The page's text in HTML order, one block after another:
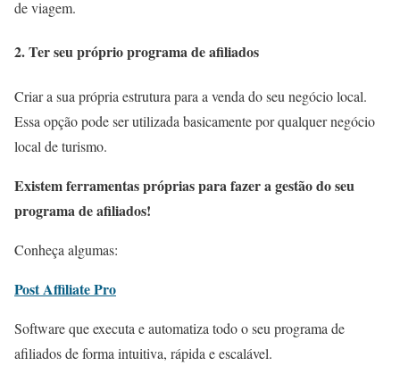
de viagem.
2. Ter seu próprio programa de afiliados
Criar a sua própria estrutura para a venda do seu negócio local.
Essa opção pode ser utilizada basicamente por qualquer negócio
local de turismo.
Existem ferramentas próprias para fazer a gestão do seu
programa de afiliados!
Conheça algumas:
Post Affiliate Pro
Software que executa e automatiza todo o seu programa de
afiliados de forma intuitiva, rápida e escalável.